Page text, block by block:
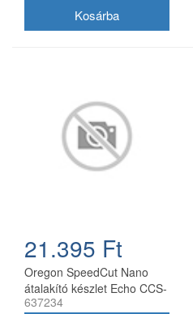
21.395 Ft
Oregon SpeedCut Nano
átalakító készlet Echo CCS-
58V láncfűrészhez 40 cm
637234